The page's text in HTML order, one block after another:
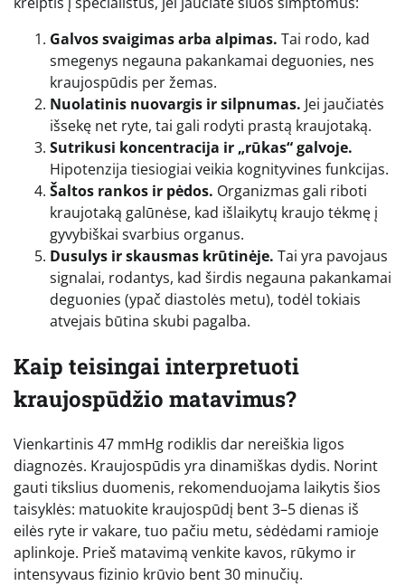
Galvos svaigimas arba alpimas. Tai rodo, kad
smegenys negauna pakankamai deguonies, nes
kraujospūdis per žemas.
Nuolatinis nuovargis ir silpnumas. Jei jaučiatės
išsekę net ryte, tai gali rodyti prastą kraujotaką.
Sutrikusi koncentracija ir „rūkas“ galvoje.
Hipotenzija tiesiogiai veikia kognityvines funkcijas.
Šaltos rankos ir pėdos. Organizmas gali riboti
kraujotaką galūnėse, kad išlaikytų kraujo tėkmę į
gyvybiškai svarbius organus.
Dusulys ir skausmas krūtinėje. Tai yra pavojaus
signalai, rodantys, kad širdis negauna pakankamai
deguonies (ypač diastolės metu), todėl tokiais
atvejais būtina skubi pagalba.
Kaip teisingai interpretuoti
kraujospūdžio matavimus?
Vienkartinis 47 mmHg rodiklis dar nereiškia ligos
diagnozės. Kraujospūdis yra dinamiškas dydis. Norint
gauti tikslius duomenis, rekomenduojama laikytis šios
taisyklės: matuokite kraujospūdį bent 3–5 dienas iš
eilės ryte ir vakare, tuo pačiu metu, sėdėdami ramioje
aplinkoje. Prieš matavimą venkite kavos, rūkymo ir
intensyvaus fizinio krūvio bent 30 minučių.